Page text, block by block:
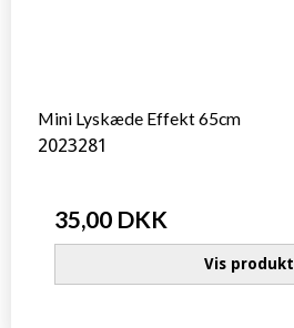
Mini Lyskæde Effekt 65cm
2023281
35,00 DKK
Vis produkt